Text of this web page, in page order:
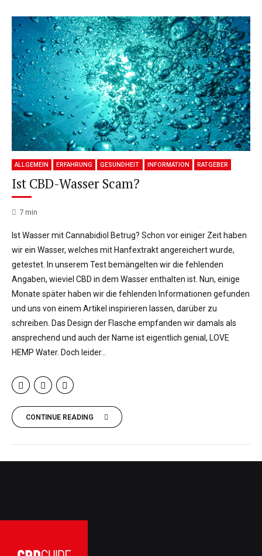
ALLGEMEIN ERFAHRUNG GESUNDHEIT INFORMATION RATGEBER
Ist CBD-Wasser Scam?
7 min
Ist Wasser mit Cannabidiol Betrug? Schon vor einiger Zeit haben
wir ein Wasser, welches mit Hanfextrakt angereichert wurde,
getestet. In unserem Test bemängelten wir die fehlenden
Angaben, wieviel CBD in dem Wasser enthalten ist. Nun, einige
Monate später haben wir die fehlenden Informationen gefunden
und uns von einem Artikel inspirieren lassen, darüber zu
schreiben. Das Design der Flasche empfanden wir damals als
ansprechend und auch der Name ist eigentlich genial, LOVE
HEMP Water. Doch leider...
CONTINUE READING